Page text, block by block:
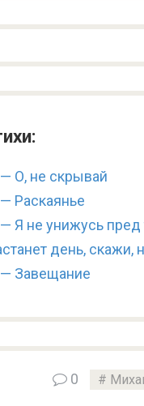
О, не скрывай
Раскаянье
Я не унижусь
день, скажи,
Завещание
0